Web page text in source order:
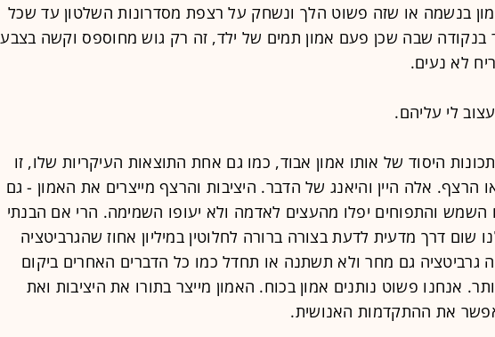
בנשמה או שזה פשוט הלך ונשחק על רצפת מסדרונות השלטון עד שכל
בנקודה שבה שכן פעם אמון תמים של ילד, זה רק גוש מחוספס וקשה בצבע
לא נעים.
לי עליהם.
היסוד של אותו אמון אבוד, כמו גם אחת התוצאות העיקריות שלו, זו
הרצף. אלה היין והיאנג של הדבר. היציבות והרצף מייצרים את האמון - גם
השמש והתפוחים יפלו מהעצים לאדמה ולא יעופו השמימה. הרי אם הבנתי
שום דרך מדעית לדעת בצורה ברורה לחלוטין במיליון אחוז שהגרביטציה
גרביטציה גם מחר ולא תשתנה או תחדל כמו כל הדברים האחרים ביקום
אנחנו פשוט נותנים אמון בכוח. האמון מייצר בתורו את היציבות ואת
את ההתקדמות האנושית.